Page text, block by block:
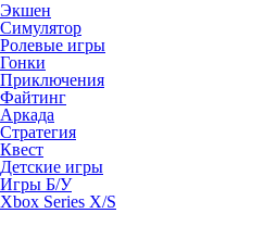
Экшен
Симулятор
Ролевые игры
Гонки
Приключения
Файтинг
Аркада
Стратегия
Квест
Детские игры
Игры Б/У
Xbox Series X/S